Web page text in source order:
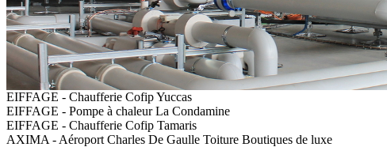
EIFFAGE - Chaufferie Cofip Yuccas
EIFFAGE - Pompe à chaleur La Condamine
EIFFAGE - Chaufferie Cofip Tamaris
AXIMA - Aéroport Charles De Gaulle Toiture Boutiques de luxe